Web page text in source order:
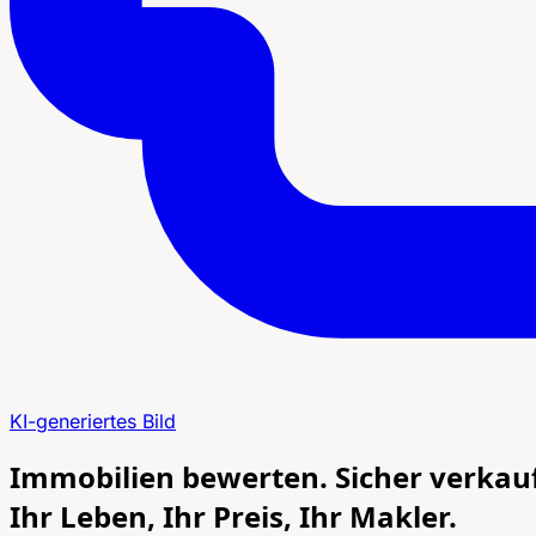
KI-generiertes Bild
Immobilien bewerten. Sicher
Ihr Leben, Ihr Preis, Ihr Makler.